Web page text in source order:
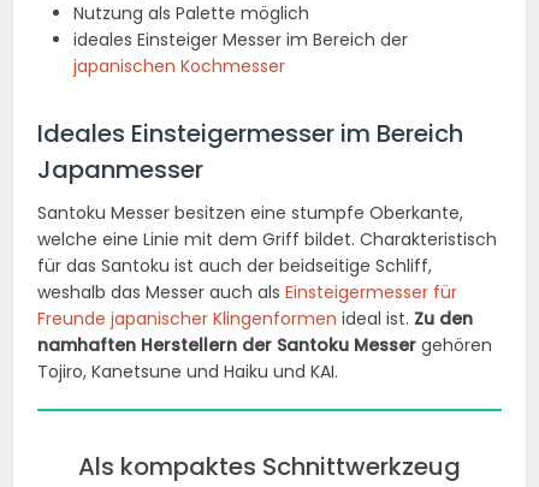
Nutzung als Palette möglich
ideales Einsteiger Messer im Bereich der
japanischen Kochmesser
Ideales Einsteigermesser im Bereich
Japanmesser
Santoku Messer besitzen eine stumpfe Oberkante,
welche eine Linie mit dem Griff bildet. Charakteristisch
für das Santoku ist auch der beidseitige Schliff,
weshalb das Messer auch alsEinsteigermesser für
Freunde japanischer Klingenformen ideal ist. Zu den
namhaften Herstellern der Santoku Messer gehören
Tojiro, Kanetsune und Haiku und KAI.
Als kompaktes Schnittwerkzeug